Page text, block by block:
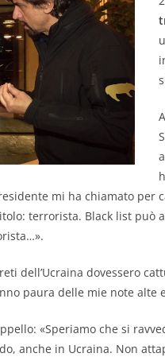
mi ha chiamato per
terrorista. Black list può
dell’Ucraina dovessero
paura delle mie note alte
«Speriamo che si
anche in Ucraina. Non